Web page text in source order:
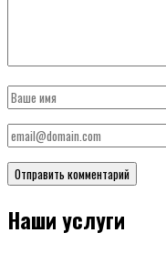
Наши услуги